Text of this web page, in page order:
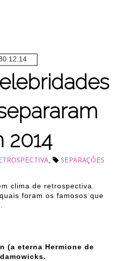
2014
SEPARAÇÕES
clima de retrospectiva.
foram os famosos que
(a eterna Hermione de